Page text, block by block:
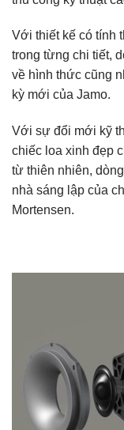
Với thiết kế có tính
trong từng chi tiết,
về hình thức cũng
kỳ mới của Jamo.
Với sự đổi mới kỹ
chiếc loa xinh đẹp
từ thiên nhiên,
nhà sáng lập của
Mortensen.